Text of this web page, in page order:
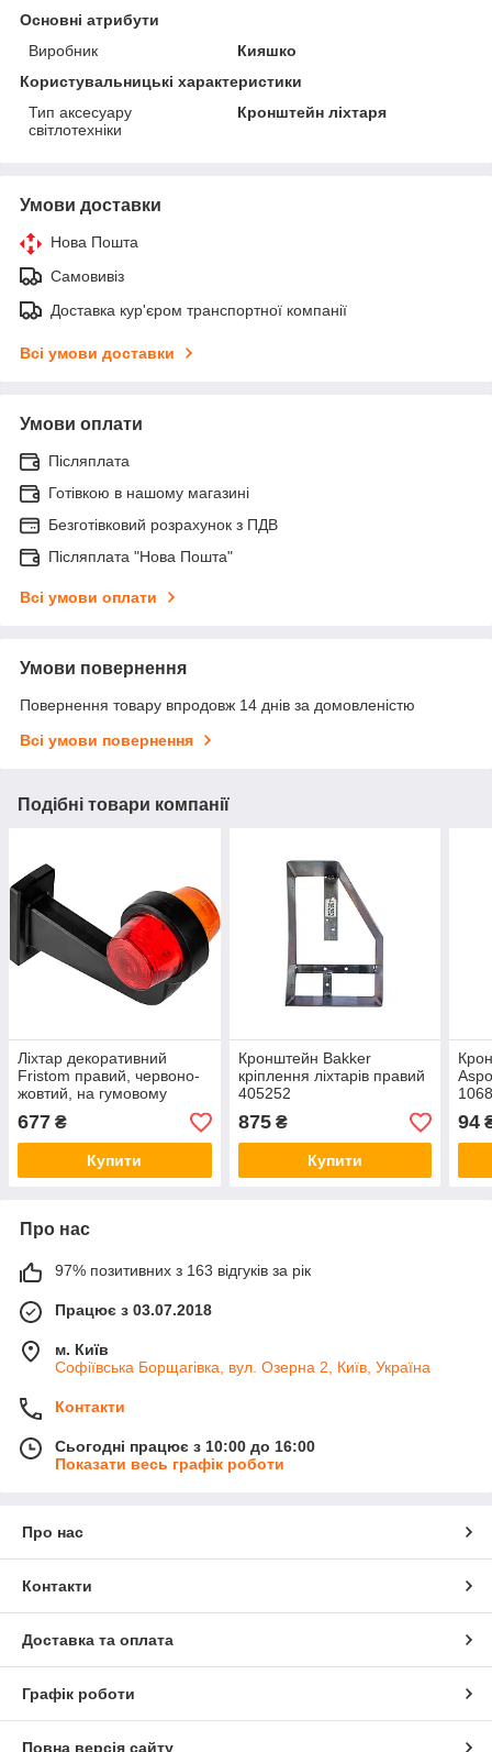
Основні атрибути
Виробник
Кияшко
Користувальницькі характеристики
Тип аксесуару
світлотехніки
Кронштейн ліхтаря
Умови доставки
Нова Пошта
Самовивіз
Доставка кур'єром транспортної компанії
Всі умови доставки
Умови оплати
Післяплата
Готівкою в нашому магазині
Безготівковий розрахунок з ПДВ
Післяплата "Нова Пошта"
Всі умови оплати
Умови повернення
Повернення товару впродовж 14 днів за домовленістю
Всі умови повернення
Подібні товари компанії
Ліхтар декоративний
Fristom правий, червоно-
жовтий, на гумовому
кронштейні (ріжку) з
кабелем FT-147 F P C/Z
LED
677 ₴
Купити
Кронштейн Bakker
кріплення ліхтарів правий
405252
875₴
Купити
94
Про нас
97% позитивних з 163 відгуків за рік
Працює з 03.07.2018
м. Київ
Софіївська Борщагівка, вул. Озерна 2, Київ, Україна
Контакти
Сьогодні працює з 10:00 до 16:00
Показати весь графік роботи
Про нас
Контакти
Доставка та оплата
Графік роботи
Повна версія сайту